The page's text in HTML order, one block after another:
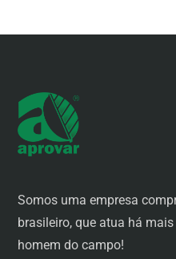
Somos uma empresa
brasileiro, que atua há
homem do campo!